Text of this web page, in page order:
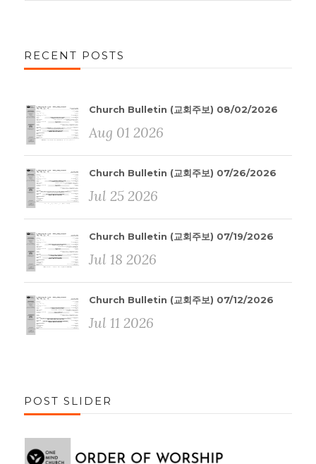
RECENT POSTS
Church Bulletin (교회주보) 08/02/2026
Aug 01 2026
Church Bulletin (교회주보) 07/26/2026
Jul 25 2026
Church Bulletin (교회주보) 07/19/2026
Jul 18 2026
Church Bulletin (교회주보) 07/12/2026
Jul 11 2026
POST SLIDER